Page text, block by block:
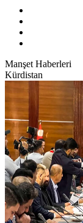
Manşet Haberleri
Kürdistan